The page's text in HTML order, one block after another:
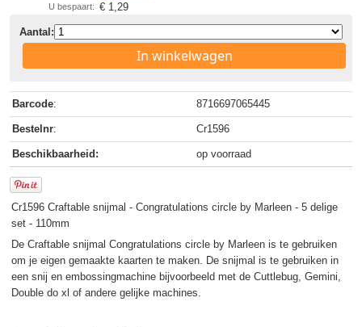
U bespaart: € 1,29
Aantal:
In winkelwagen
Barcode: 8716697065445
Bestelnr: Cr1596
Beschikbaarheid: op voorraad
Cr1596 Craftable snijmal - Congratulations circle by Marleen - 5 delige
set - 110mm
De Craftable snijmal Congratulations circle by Marleen is te gebruiken
om je eigen gemaakte kaarten te maken. De snijmal is te gebruiken in
een snij en embossingmachine bijvoorbeeld met de Cuttlebug, Gemini,
Double do xl of andere gelijke machines.